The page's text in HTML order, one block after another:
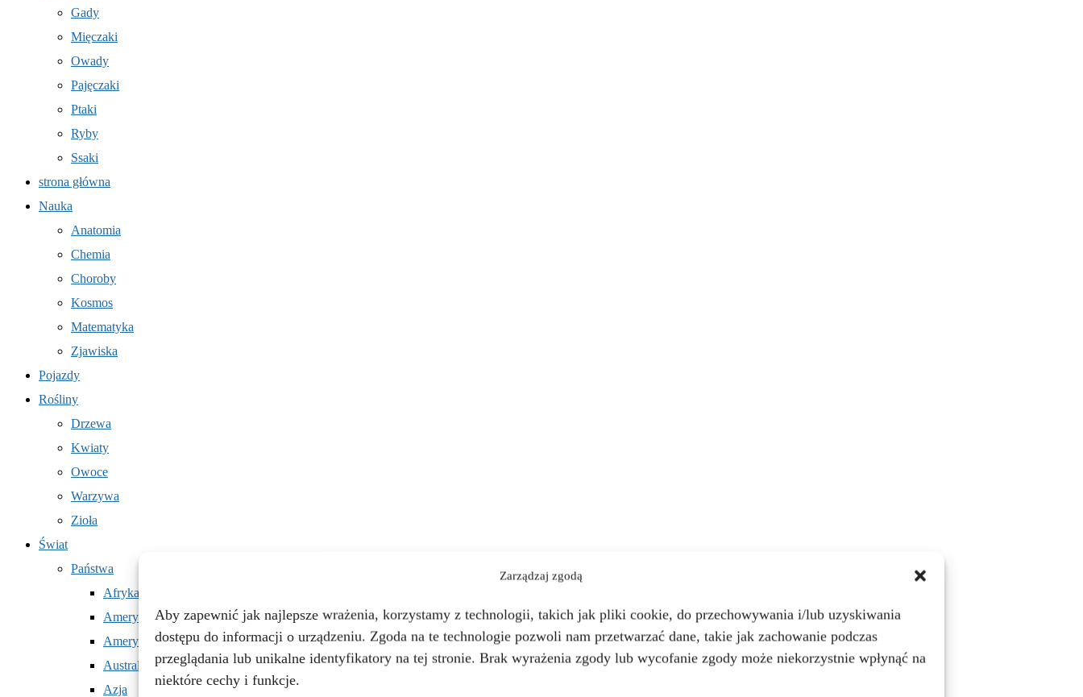
Zarządzaj zgodą
Aby zapewnić jak najlepsze wrażenia, korzystamy z technologii, takich jak pliki cookie, do przechowywania i/lub uzyskiwania
dostępu do informacji o urządzeniu. Zgoda na te technologie pozwoli nam przetwarzać dane, takie jak zachowanie podczas
przeglądania lub unikalne identyfikatory na tej stronie. Brak wyrażenia zgody lub wycofanie zgody może niekorzystnie wpłynąć na
niektóre cechy i funkcje.
Gady
Mięczaki
Owady
Pajęczaki
Ptaki
Ryby
Ssaki
strona główna
Nauka
Anatomia
Chemia
Choroby
Kosmos
Matematyka
Zjawiska
Pojazdy
Rośliny
Drzewa
Kwiaty
Owoce
Warzywa
Zioła
Świat
Państwa
Afryka
Ameryka Północna
Ameryka Południowa
Australia i Oceania
Azja